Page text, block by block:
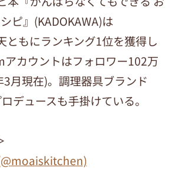
ピ』(KADOKAWA)は
ともにランキング1位を獲得し
カウントはフォロワー102万
月現在)。調理器具ブランド
デュースも手掛けている。